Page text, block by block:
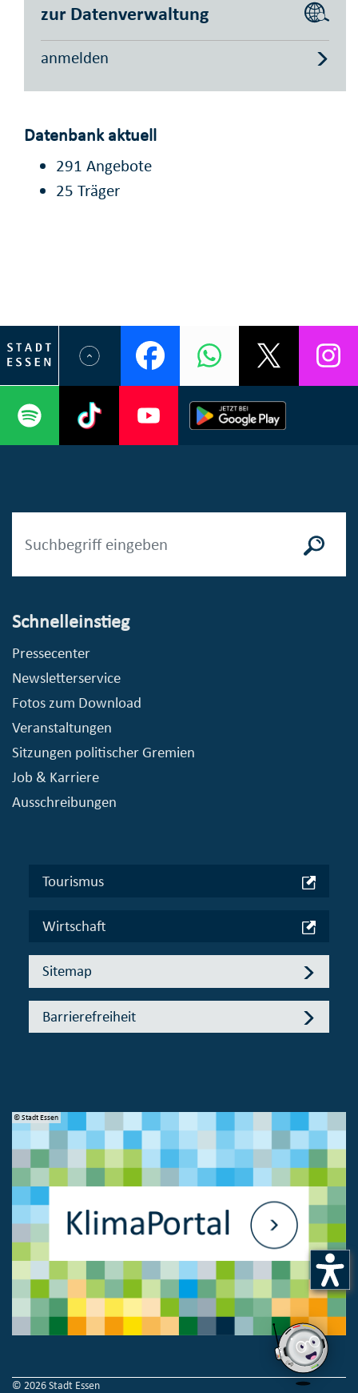
zur Datenverwaltung
anmelden
Datenbank aktuell
291 Angebote
25 Träger
Schnelleinstieg
Pressecenter
Newsletterservice
Fotos zum Download
Veranstaltungen
Sitzungen politischer Gremien
Job & Karriere
Ausschreibungen
Tourismus
Wirtschaft
Sitemap
Barrierefreiheit
© Stadt Essen
© 2026 Stadt Essen